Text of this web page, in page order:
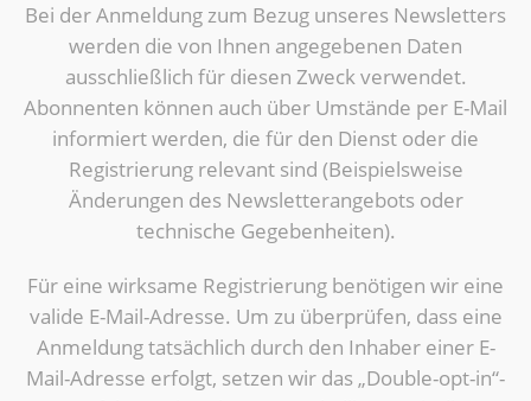
Bei der Anmeldung zum Bezug unseres Newsletters
werden die von Ihnen angegebenen Daten
ausschließlich für diesen Zweck verwendet.
Abonnenten können auch über Umstände per E-Mail
informiert werden, die für den Dienst oder die
Registrierung relevant sind (Beispielsweise
Änderungen des Newsletterangebots oder
technische Gegebenheiten).
Für eine wirksame Registrierung benötigen wir eine
valide E-Mail-Adresse. Um zu überprüfen, dass eine
Anmeldung tatsächlich durch den Inhaber einer E-
Mail-Adresse erfolgt, setzen wir das „Double-opt-in“-